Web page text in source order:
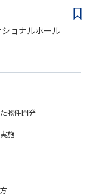
ョナルホール
物件開発
施
ント等変更の範囲：